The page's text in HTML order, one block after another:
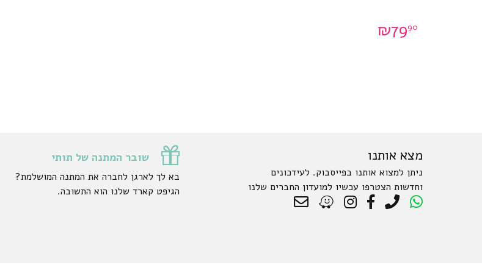
₪7990
מצא אותנו
ניתן למצוא אותנו בפייסבוק. לעידכונים
וחדשות הצטרפו עכשיו למועדון החברים שלנו
שובר המתנה של תותי
בא לך לארגן לחברה את המתנה המושלמת?
הגיפט קארד שלנו הוא התשובה.